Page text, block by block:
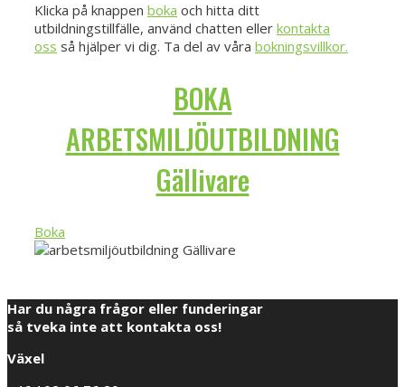
Klicka på knappen boka och hitta ditt
utbildningstillfälle, använd chatten eller kontakta
oss så hjälper vi dig. Ta del av våra bokningsvillkor.
BOKA
ARBETSMILJÖUTBILDNING
Gällivare
Boka
Har du några frågor eller funderingar
så tveka inte att kontakta oss!
Växel